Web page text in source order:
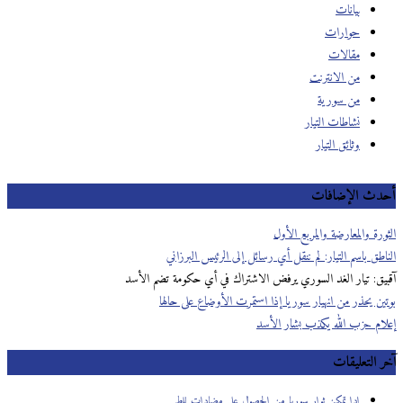
بيانات
حوارات
مقالات
من الانترنت
من سورية
نشاطات التيار
وثائق التيار
الإضافات
والمعارضة والمربع الأول
باسم التيار: لم ننقل أي رسائل إلى الرئيس البرزاني
تيار الغد السوري يرفض الاشتراك في أي حكومة تضم الأسد
يحذر من انهيار سوريا إذا استمرت الأوضاع على حالها
حزب الله يكذب بشار الأسد
التعليقات